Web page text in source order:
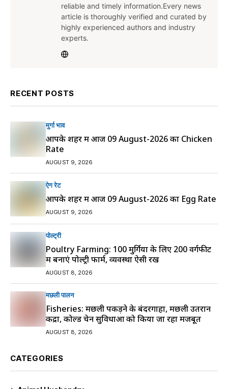
reliable and timely information.Every news
article is thoroughly verified and curated by
highly experienced authors and industry
experts.
RECENT POSTS
मुर्गा भाव
आपके शहर में आज 09 August-2026 का Chicken
Rate
AUGUST 9, 2026
ऐग रेट
आपके शहर में आज 09 August-2026 का Egg Rate
AUGUST 9, 2026
पोल्ट्री
Poultry Farming: 100 मुर्गियों के लिए 200 वर्गफीट
में बनाएं पोल्ट्री फार्म, व्यवस्था ऐसी रखें
AUGUST 8, 2026
मछली पालन
Fisheries: मछली पकड़ने के बंदरगाहों, मछली उतरान
केंद्रों, कोल्ड चेन सुविधाओं को किया जा रहा मजबूत
AUGUST 8, 2026
CATEGORIES